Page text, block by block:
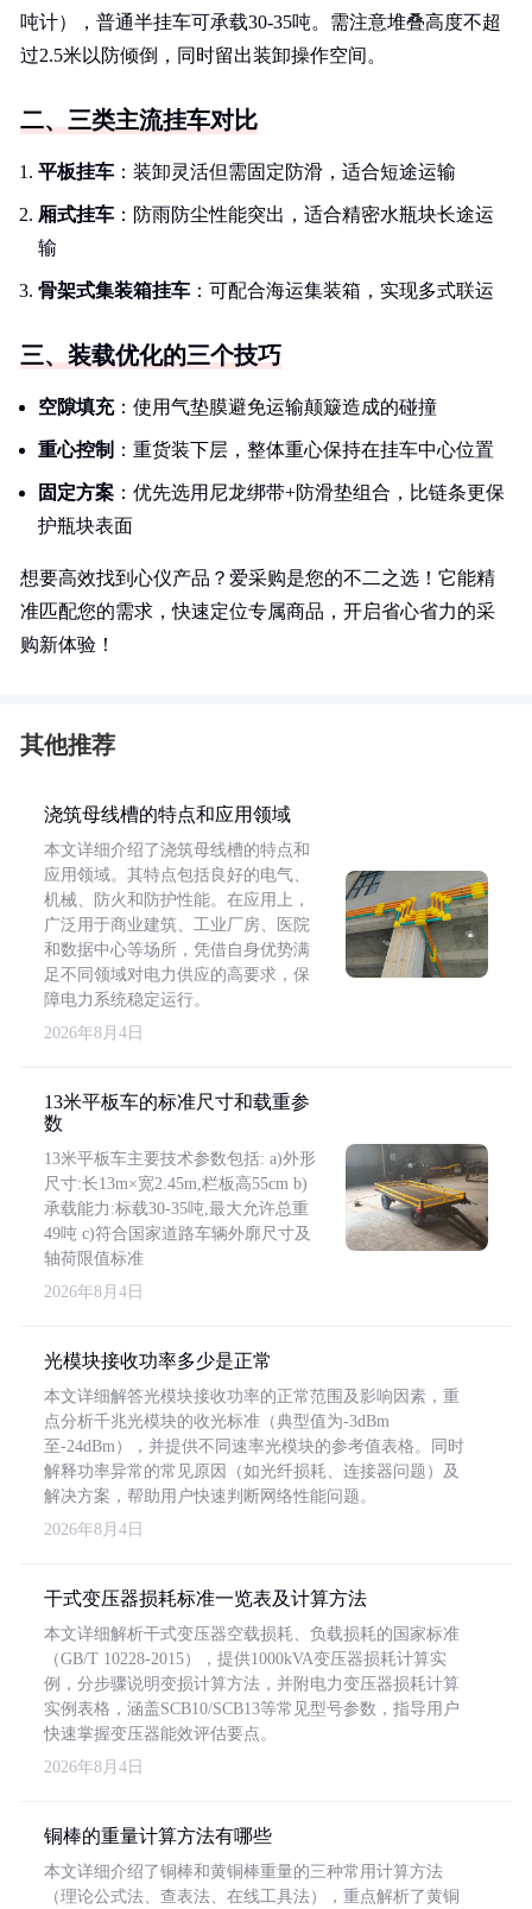
吨计），普通半挂车可承载30-35吨。需注意堆叠高度不超
过2.5米以防倾倒，同时留出装卸操作空间。
二、三类主流挂车对比
平板挂车 ：装卸灵活但需固定防滑，适合短途运输
厢式挂车 ：防雨防尘性能突出，适合精密水瓶块长途运
输
骨架式集装箱挂车 ：可配合海运集装箱，实现多式联运
三、装载优化的三个技巧
空隙填充：使用气垫膜避免运输颠簸造成的碰撞
重心控制 ：重货装下层，整体重心保持在挂车中心位置
固定方案 ：优先选用尼龙绑带+防滑垫组合，比链条更保
护瓶块表面
想要高效找到心仪产品？爱采购是您的不二之选！它能精
准匹配您的需求，快速定位专属商品，开启省心省力的采
购新体验！
其他推荐
浇筑母线槽的特点和应用领域
本文详细介绍了浇筑母线槽的特点和
应用领域。其特点包括良好的电气、
机械、防火和防护性能。在应用上，
广泛用于商业建筑、工业厂房、医院
和数据中心等场所，凭借自身优势满
足不同领域对电力供应的高要求，保
障电力系统稳定运行。
2026年8月4日
13米平板车的标准尺寸和载重参
数
13米平板车主要技术参数包括: a)外形
尺寸:长13m×宽2.45m,栏板高55cm b)
承载能力:标载30-35吨,最大允许总重
49吨 c)符合国家道路车辆外廓尺寸及
轴荷限值标准
2026年8月4日
光模块接收功率多少是正常
本文详细解答光模块接收功率的正常范围及影响因素，重
点分析千兆光模块的收光标准（典型值为-3dBm
至-24dBm），并提供不同速率光模块的参考值表格。同时
解释功率异常的常见原因（如光纤损耗、连接器问题）及
解决方案，帮助用户快速判断网络性能问题。
2026年8月4日
干式变压器损耗标准一览表及计算方法
本文详细解析干式变压器空载损耗、负载损耗的国家标准
（GB/T 10228-2015），提供1000kVA变压器损耗计算实
例，分步骤说明变损计算方法，并附电力变压器损耗计算
实例表格，涵盖SCB10/SCB13等常见型号参数，指导用户
快速掌握变压器能效评估要点。
2026年8月4日
铜棒的重量计算方法有哪些
本文详细介绍了铜棒和黄铜棒重量的三种常用计算方法
（理论公式法、查表法、在线工具法），重点解析了黄铜